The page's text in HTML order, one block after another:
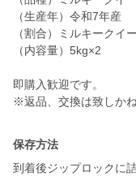
（生産年）令和7年産
（割合）ミルキークイ
（内容量）5kg×2
即購入歓迎です。
※返品、交換は致しか
保存方法
到着後ジップロックに